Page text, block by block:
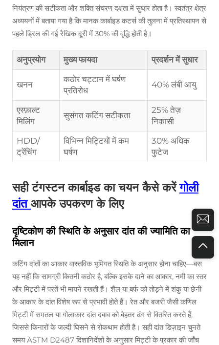
नियंत्रण की सटीकता और शक्ति संचरण दक्षता में सुधार होता है। स्वतंत्र क्षेत्र
अध्ययनों में बताया गया है कि मानक कार्बाइड कटर्स की तुलना में प्रतिस्थापन से
पहले ड्रिल की गई रैखिक दूरी में 30% की वृद्धि होती है।
अनुप्रयोग मुख्य फायदा प्रदर्शन में सुधार
खनन
कठोर चट्टान में घर्षण
प्रतिरोध
40% लंबी आयु
एस्फ़ाल्ट
मिलिंग
सुसंगत कटिंग सटीकता
25% तेज़
निकासी
HDD/
ट्रेंचिंग
विभिन्न मिट्टियों में कम
घर्षण
30% अधिक
फुटेज
सही टंगस्टन कार्बाइड का चयन कैसे करेंगोली
दांत आपके उपकरण के लिए
दृष्टिकोण की स्थिति के अनुसार दांत की ज्यामिति का
मिलान
कटिंग दांतों का आकार वास्तविक भूमिगत स्थिति के अनुसार होना चाहिए—बस
यह नहीं कि सामग्री कितनी कठोर है, बल्कि इसके दाने का आकार, नमी का स्तर
और मिट्टी में परतें भी मायने रखती हैं। शैल या बर्फ को तोड़ने में शंकु या छेनी
के आकार के दांत विशेष रूप से प्रभावी होते हैं। रेत और बजरी जैसी कणिल
मिट्टी में समतल या गोलाकार दांत दबाव को बेहतर ढंग से वितरित करते हैं,
जिससे किनारों के जल्दी घिसने से रोकथाम होती है। सही दांत डिज़ाइन चुनते
समय ASTM D2487 दिशानिर्देशों के अनुसार मिट्टी के प्रकार की जाँच